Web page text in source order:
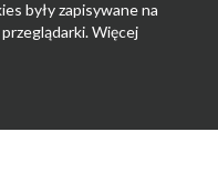
były zapisywane na
Więcej